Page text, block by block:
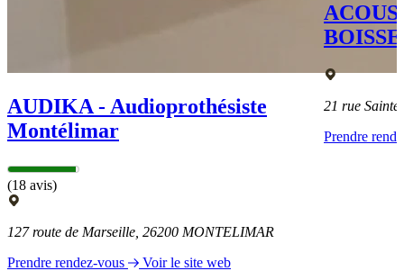
AUDIKA - Audioprothésiste
Montélimar
(18 avis)
127 route de Marseille, 26200 MONTELIMAR
Prendre rendez-vous
Voir le site web
21 rue
Prendre